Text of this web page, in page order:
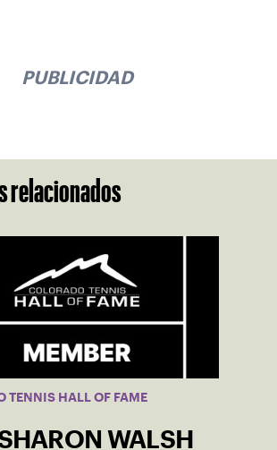
PUBLICIDAD
relacionados
TENNIS HALL OF FAME
WALSH